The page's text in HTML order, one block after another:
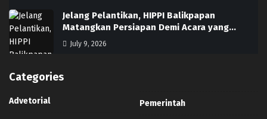
Jelang Pelantikan, HIPPI Balikpapan
Matangkan Persiapan Demi Acara yang…
July 9, 2026
Categories
Advetorial Pemerintah